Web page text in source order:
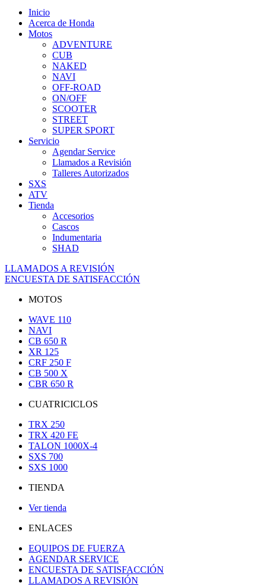
Inicio
Acerca de Honda
Motos
ADVENTURE
CUB
NAKED
NAVI
OFF-ROAD
ON/OFF
SCOOTER
STREET
SUPER SPORT
Servicio
Agendar Service
Llamados a Revisión
Talleres Autorizados
SXS
ATV
Tienda
Accesorios
Cascos
Indumentaria
SHAD
LLAMADOS A REVISIÓN
ENCUESTA DE SATISFACCIÓN
MOTOS
WAVE 110
NAVI
CB 650 R
XR 125
CRF 250 F
CB 500 X
CBR 650 R
CUATRICICLOS
TRX 250
TRX 420 FE
TALON 1000X-4
SXS 700
SXS 1000
TIENDA
Ver tienda
ENLACES
EQUIPOS DE FUERZA
AGENDAR SERVICE
ENCUESTA DE SATISFACCIÓN
LLAMADOS A REVISIÓN